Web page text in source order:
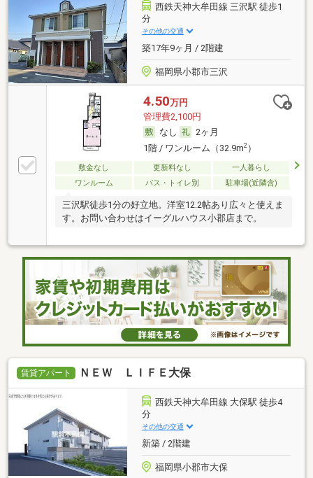
西鉄天神大牟田線 三沢駅 徒歩1
分
その他の交通
築17年9ヶ月 / 2階建
福岡県小郡市三沢
4.50万円
管理費2,100円
なし
2ヶ月
1階 / ワンルーム（32.9m2）
敷金なし 更新料なし
一人暮らし
ワンルーム
バス・トイレ別 駐車場(近隣含)
三沢駅徒歩1分の好立地。洋室12.2帖あり広々と使えま
す。お問い合わせはイーグルハウス小郡店まで。
賃貸アパート ＮＥＷ ＬＩＦＥ大保
西鉄天神大牟田線 大保駅 徒歩4
分
その他の交通
新築 / 2階建
福岡県小郡市大保